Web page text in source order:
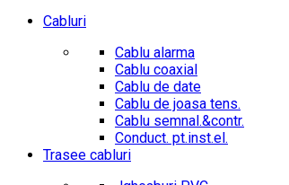
Cabluri
Cablu alarma
Cablu coaxial
Cablu de date
Cablu de joasa tens.
Cablu semnal.&contr.
Conduct. pt.inst.el.
Trasee cabluri